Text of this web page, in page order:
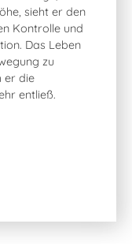
sieht er den
Kontrolle und
Das Leben
zu
er die
entließ.